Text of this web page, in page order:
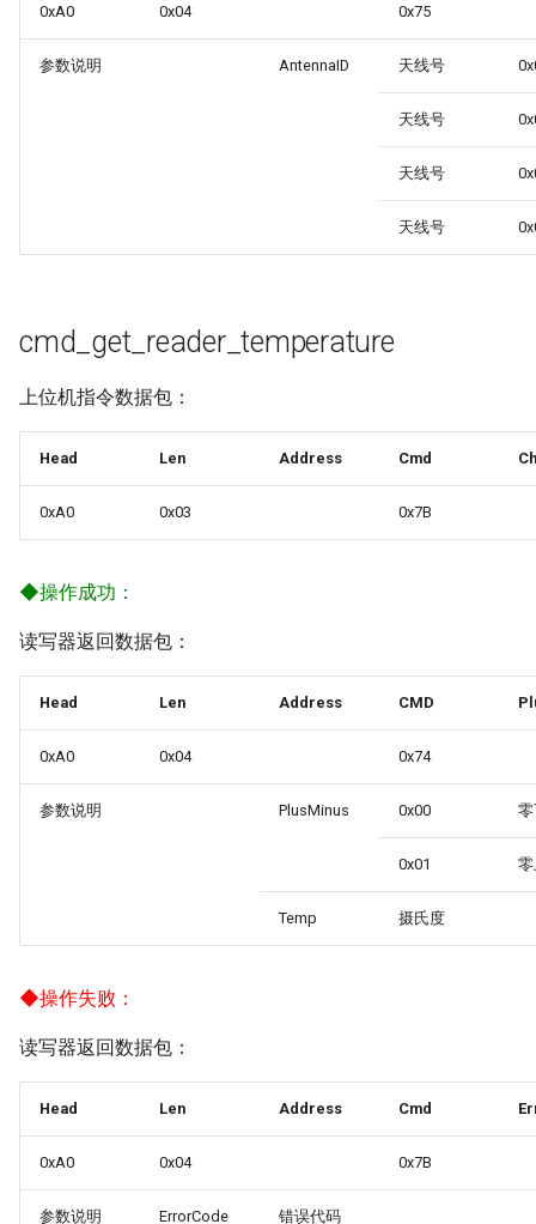
0xA0 0x04 0x75
参数说明 AntennaID 天线号
天线号
天线号
天线号
cmd_get_reader_temperature
上位机指令数据包：
Head Len Address Cmd
0xA0 0x03 0x7B
◆操作成功：
读写器返回数据包：
Head Len Address CMD
0xA0 0x04 0x74
参数说明 PlusMinus 0x00
0x01
Temp 摄氏度
◆操作失败：
读写器返回数据包：
Head Len Address Cmd
0xA0 0x04 0x7B
参数说明 ErrorCode 错误代码